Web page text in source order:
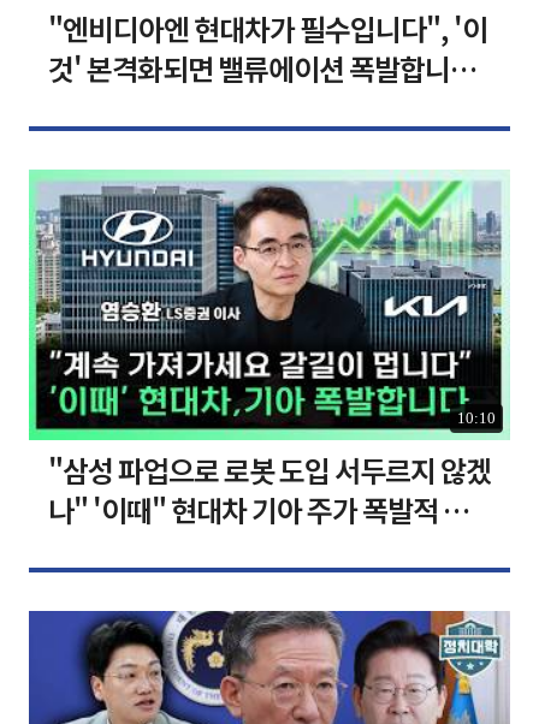
"엔비디아엔 현대차가 필수입니다", '이
것' 본격화되면 밸류에이션 폭발합니다
10:10
"삼성 파업으로 로봇 도입 서두르지 않겠
나" '이때" 현대차 기아 주가 폭발적 성